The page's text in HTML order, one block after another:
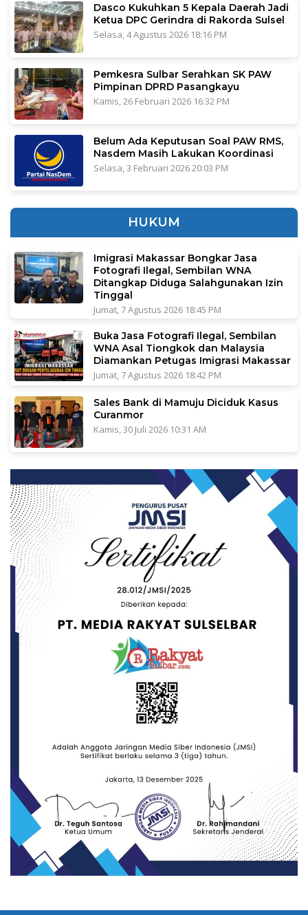
Dasco Kukuhkan 5 Kepala Daerah Jadi
Ketua DPC Gerindra di Rakorda Sulsel
Selasa, 4 Agustus 2026 18:16 PM
Pemkesra Sulbar Serahkan SK PAW
Pimpinan DPRD Pasangkayu
Kamis, 26 Februari 2026 16:32 PM
Belum Ada Keputusan Soal PAW RMS,
Nasdem Masih Lakukan Koordinasi
Selasa, 3 Februari 2026 20:03 PM
HUKUM
Imigrasi Makassar Bongkar Jasa
Fotografi Ilegal, Sembilan WNA
Ditangkap Diduga Salahgunakan Izin
Tinggal
Jumat, 7 Agustus 2026 18:45 PM
Buka Jasa Fotografi Ilegal, Sembilan
WNA Asal Tiongkok dan Malaysia
Diamankan Petugas Imigrasi Makassar
Jumat, 7 Agustus 2026 18:42 PM
Sales Bank di Mamuju Diciduk Kasus
Curanmor
Kamis, 30 Juli 2026 10:31 AM